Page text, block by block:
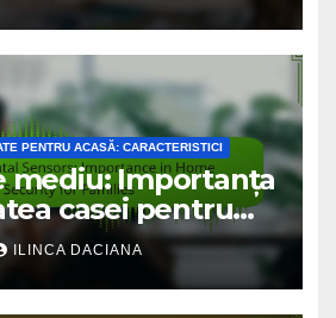
PENTRU ACASĂ: CARACTERISTICI
mediu: Importanța
casei pentru
ILINCA DACIANA